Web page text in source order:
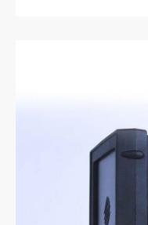
將1個樣品注入
輸出口